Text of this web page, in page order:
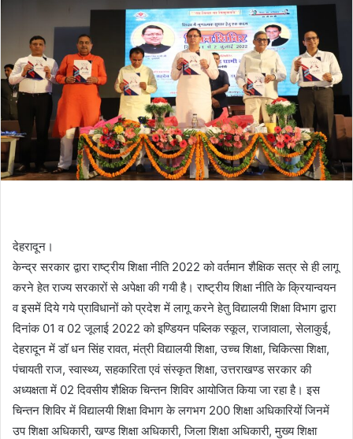
देहरादून।
केन्द्र सरकार द्वारा राष्ट्रीय शिक्षा नीति 2022 को वर्तमान शैक्षिक सत्र से ही लागू
करने हेत राज्य सरकारों से अपेक्षा की गयी है। राष्ट्रीय शिक्षा नीति के क्रियान्वयन
व इसमें दिये गये प्राविधानों को प्रदेश में लागू करने हेतु विद्यालयी शिक्षा विभाग द्वारा
दिनांक 01 व 02 जूलाई 2022 को इण्डियन पब्लिक स्कूल, राजावाला, सेलाकुई,
देहरादून में डॉ धन सिंह रावत, मंत्री विद्यालयी शिक्षा, उच्च शिक्षा, चिकित्सा शिक्षा,
पंचायती राज, स्वास्थ्य, सहकारिता एवं संस्कृत शिक्षा, उत्तराखण्ड सरकार की
अध्यक्षता में 02 दिवसीय शैक्षिक चिन्तन शिविर आयोजित किया जा रहा है। इस
चिन्तन शिविर में विद्यालयी शिक्षा विभाग के लगभग 200 शिक्षा अधिकारियों जिनमें
उप शिक्षा अधिकारी, खण्ड शिक्षा अधिकारी, जिला शिक्षा अधिकारी, मुख्य शिक्षा